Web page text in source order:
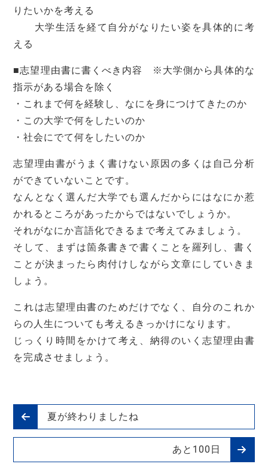
りたいかを考える
大学生活を経て自分がなりたい姿を具体的に考
える
■志望理由書に書くべき内容 ※大学側から具体的な
指示がある場合を除く
・これまで何を経験し、なにを身につけてきたのか
・この大学で何をしたいのか
・社会にでて何をしたいのか
志望理由書がうまく書けない原因の多くは自己分析
ができていないことです。
なんとなく選んだ大学でも選んだからにはなにか惹
かれるところがあったからではないでしょうか。
それがなにか言語化できるまで考えてみましょう。
そして、まずは箇条書きで書くことを羅列し、書く
ことが決まったら肉付けしながら文章にしていきま
しょう。
これは志望理由書のためだけでなく、自分のこれか
らの人生についても考えるきっかけになります。
じっくり時間をかけて考え、納得のいく志望理由書
を完成させましょう。
夏が終わりましたね
あと100日